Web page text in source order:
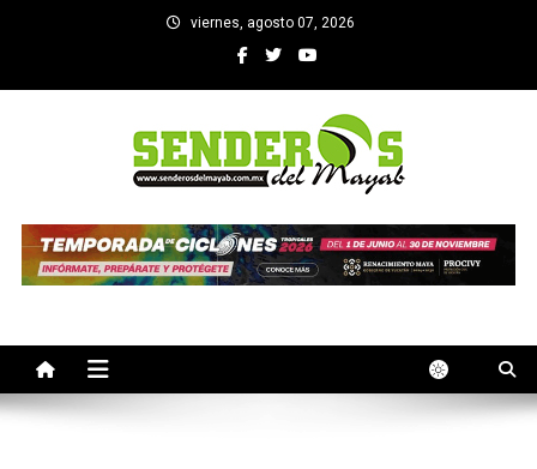
viernes, agosto 07, 2026
SENDEROS DEL MAYAB